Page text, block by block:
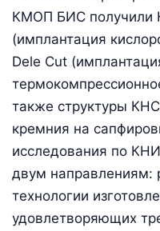
КМОП БИС получили
(имплантация
Dele Cut
также структуры
кремния на
исследования по
двум направлениям:
технологии
удовлетворяющих